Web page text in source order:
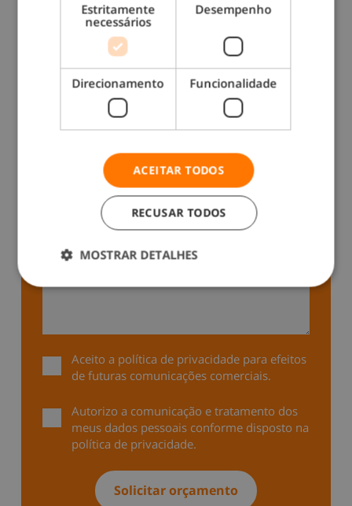
Como podemos ajudá-lo?
Aceito a política de privacidade para efeitos
de futuras comunicações comerciais.
Autorizo a comunicação e tratamento dos
meus dados pessoais conforme disposto na
política de privacidade.
Estritamente
necessários
Desempenho
Direcionamento Funcionalidade
ACEITAR TODOS
RECUSAR TODOS
MOSTRAR DETALHES